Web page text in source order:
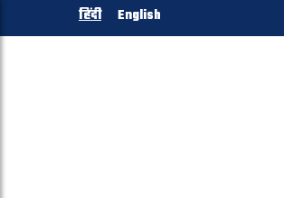
हिंदी English